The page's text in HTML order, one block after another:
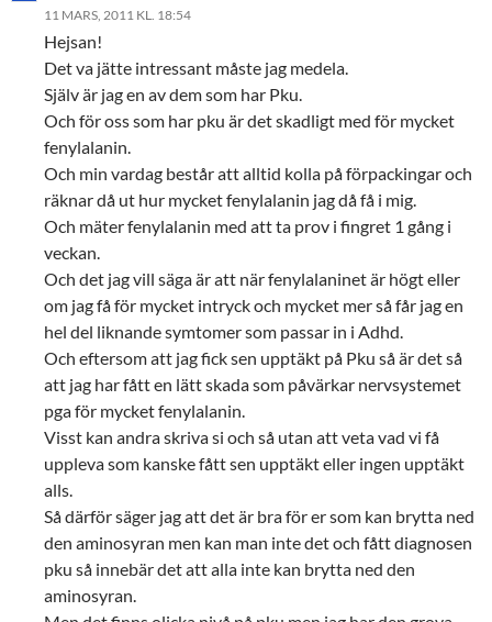
11 MARS, 2011 KL. 18:54
Hejsan!
Det va jätte intressant måste jag medela.
Själv är jag en av dem som har Pku.
Och för oss som har pku är det skadligt med för mycket
fenylalanin.
Och min vardag består att alltid kolla på förpackingar och
räknar då ut hur mycket fenylalanin jag då få i mig.
Och mäter fenylalanin med att ta prov i fingret 1 gång i
veckan.
Och det jag vill säga är att när fenylalaninet är högt eller
om jag få för mycket intryck och mycket mer så får jag en
hel del liknande symtomer som passar in i Adhd.
Och eftersom att jag fick sen upptäkt på Pku så är det så
att jag har fått en lätt skada som påvärkar nervsystemet
pga för mycket fenylalanin.
Visst kan andra skriva si och så utan att veta vad vi få
uppleva som kanske fått sen upptäkt eller ingen upptäkt
alls.
Så därför säger jag att det är bra för er som kan brytta ned
den aminosyran men kan man inte det och fått diagnosen
pku så innebär det att alla inte kan brytta ned den
aminosyran.